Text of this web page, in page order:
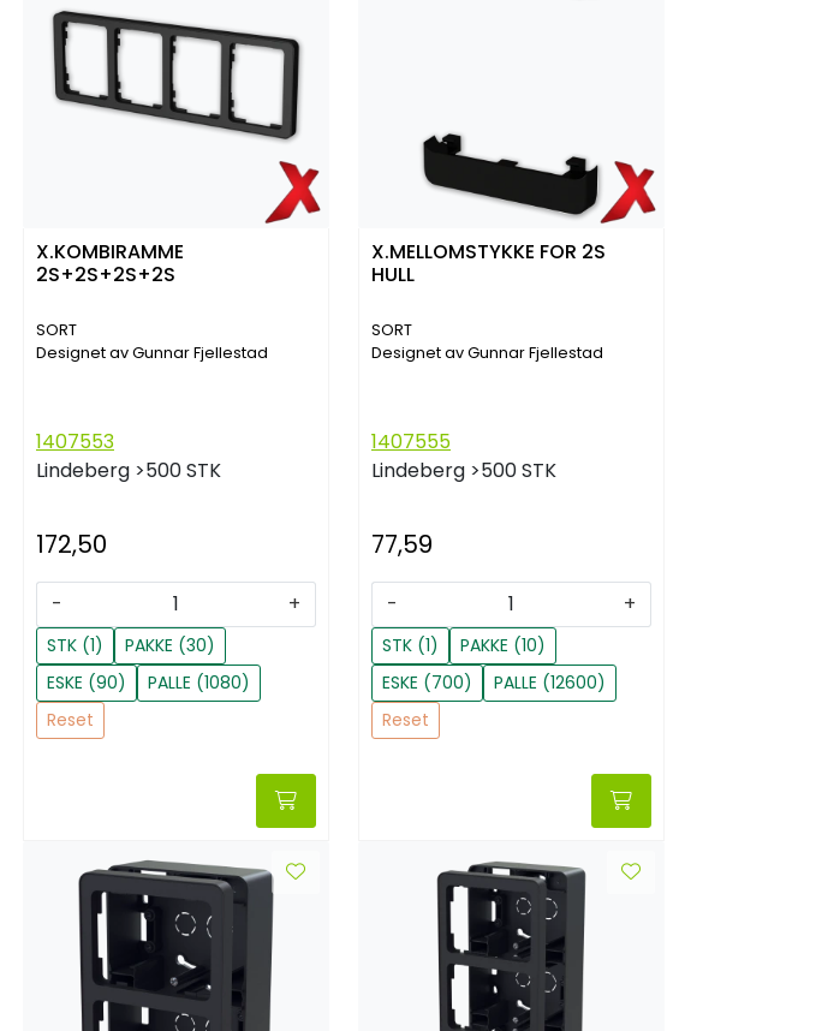
X.KOMBIRAMME
2S+2S+2S+2S
SORT
Designet av Gunnar Fjellestad
1407553
Lindeberg >500 STK
172,50
- +
STK (1)
PAKKE (30)
ESKE (90)
PALLE (1080)
Reset
X.MELLOMSTYKKE FOR 2S
HULL
SORT
Designet av Gunnar Fjellestad
1407555
Lindeberg >500 STK
77,59
- +
STK (1)
PAKKE (10)
ESKE (700)
PALLE (12600)
Reset